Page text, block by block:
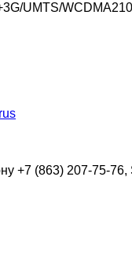
UMTS/
+7 (863) 207-75-